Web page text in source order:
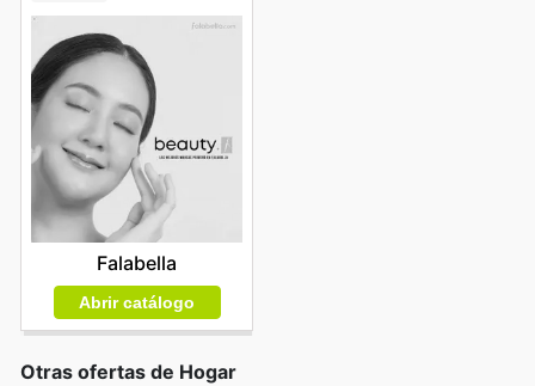
Falabella
Abrir catálogo
Otras ofertas de Hogar